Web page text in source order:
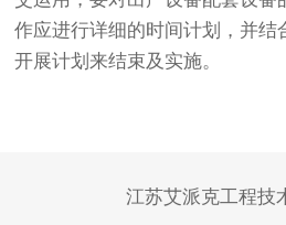
作应进行详细的时间计划，并结
开展计划来结束及实施。
江苏艾派克工程技